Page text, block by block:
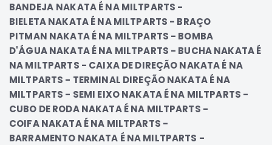
Lancer
Motor
Suspensão
Freio
Correias
Filtros
Transmissão
Elétrica
BANDEJA NAKATA É NA MILTPARTS -
BIELETA NAKATA É NA MILTPARTS - BRAÇO
PITMAN NAKATA É NA MILTPARTS - BOMBA
D'ÁGUA NAKATA É NA MILTPARTS - BUCHA NAKATA É
NA MILTPARTS - CAIXA DE DIREÇÃO NAKATA É NA
MILTPARTS - TERMINAL DIREÇÃO NAKATA É NA
MILTPARTS - SEMI EIXO NAKATA É NA MILTPARTS -
CUBO DE RODA NAKATA É NA MILTPARTS -
COIFA NAKATA É NA MILTPARTS -
BARRAMENTO NAKATA É NA MILTPARTS -